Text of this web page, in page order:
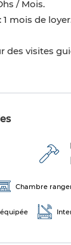
/ Mois.
mois de
des visites
Chambre